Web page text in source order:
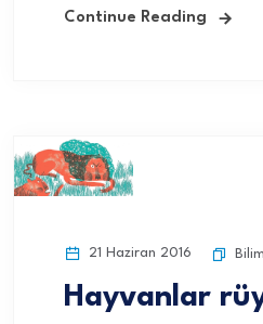
Continue Reading
21 Haziran 2016 Bilim
Hayvanlar